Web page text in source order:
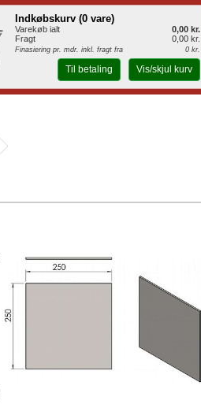
Indkøbskurv (0 vare)
Varekøb ialt
0,00 kr.
Fragt
0,00 kr.
Finasiering pr. mdr. inkl. fragt fra 0 kr.
Til betaling Vis/skjul kurv